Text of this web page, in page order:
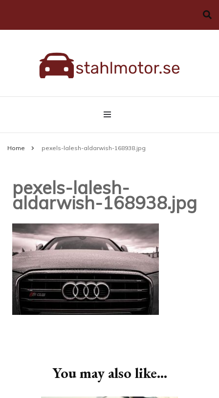
stahlmotor.se
Home pexels-lalesh-aldarwish-168938.jpg
pexels-lalesh-
aldarwish-168938.jpg
NavigationYou may also like...